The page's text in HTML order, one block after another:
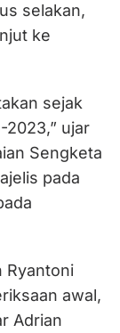
selakan,
ke
sejak
2023,” ujar
Sengketa
pada
Ryantoni
awal,
Adrian